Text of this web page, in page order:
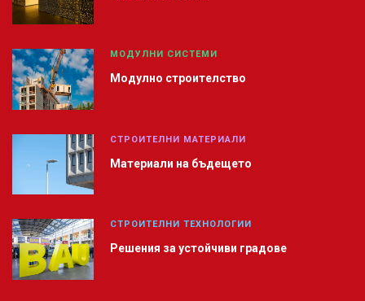
МОДУЛНИ СИСТЕМИ
Модулно строителство
СТРОИТЕЛНИ МАТЕРИАЛИ
Материали на бъдещето
СТРОИТЕЛНИ ТЕХНОЛОГИИ
Решения за устойчиви градове